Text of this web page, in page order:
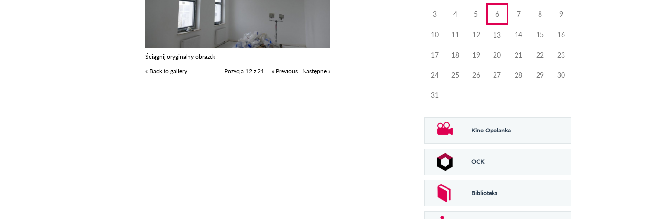
Ściągnij oryginalny obrazek
« Back to gallery
Pozycja 12 z 21 « Previous | Następne »
3 4 5 6 7 8 9
10 11 12 13 14 15 16
17 18 19 20 21 22 23
24 25 26 27 28 29 30
31
Kino Opolanka
OCK
Biblioteka